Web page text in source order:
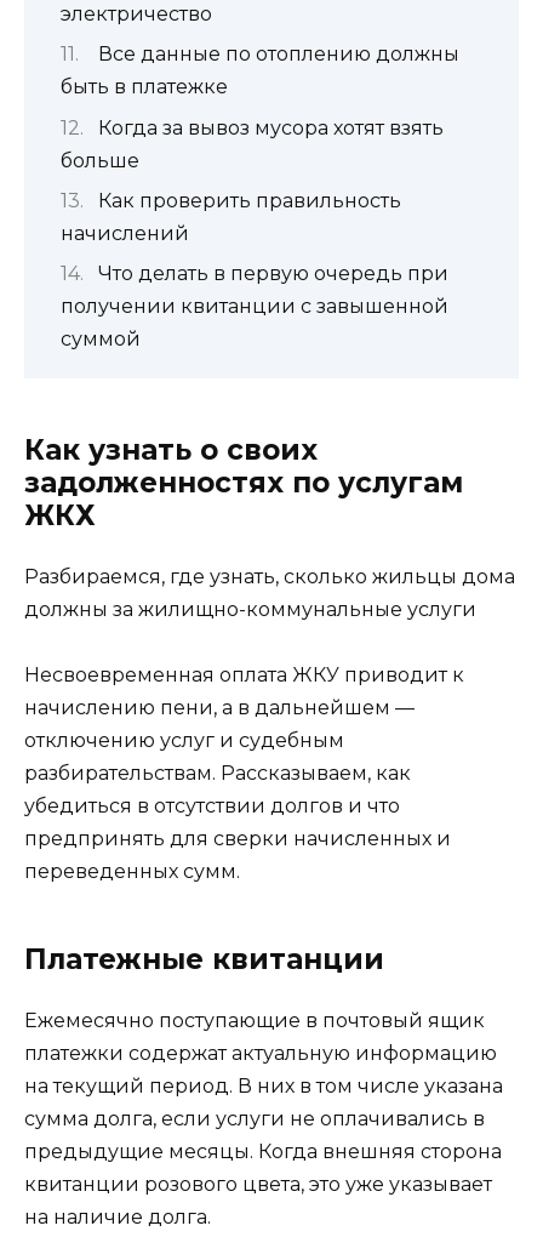
электричество
Все данные по отоплению должны
быть в платежке
Когда за вывоз мусора хотят взять
больше
Как проверить правильность
начислений
Что делать в первую очередь при
получении квитанции с завышенной
суммой
Как узнать о своих
задолженностях по услугам
ЖКХ
Разбираемся, где узнать, сколько жильцы дома
должны за жилищно-коммунальные услуги
Несвоевременная оплата ЖКУ приводит к
начислению пени, а в дальнейшем —
отключению услуг и судебным
разбирательствам. Рассказываем, как
убедиться в отсутствии долгов и что
предпринять для сверки начисленных и
переведенных сумм.
Платежные квитанции
Ежемесячно поступающие в почтовый ящик
платежки содержат актуальную информацию
на текущий период. В них в том числе указана
сумма долга, если услуги не оплачивались в
предыдущие месяцы. Когда внешняя сторона
квитанции розового цвета, это уже указывает
на наличие долга.